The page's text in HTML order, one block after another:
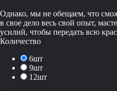
Однако, мы не обещаем, что
в свое дело весь свой опыт,
усилий, чтобы передать всю
Количество
6шт
9шт
12шт